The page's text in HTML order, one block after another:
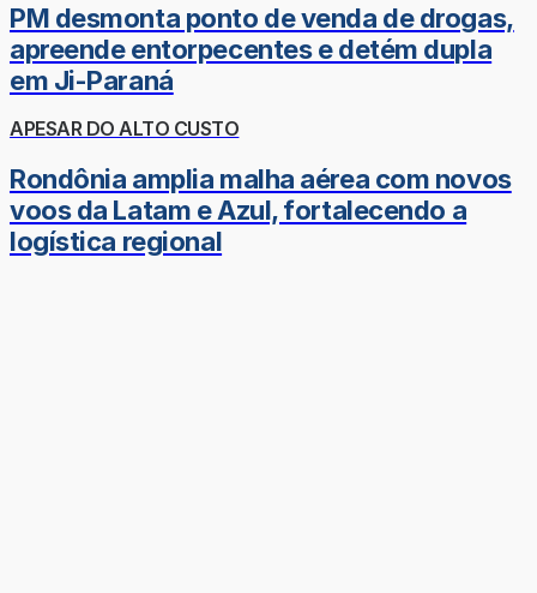
PM desmonta ponto de venda de drogas,
apreende entorpecentes e detém dupla
em Ji-Paraná
APESAR DO ALTO CUSTO
Rondônia amplia malha aérea com novos
voos da Latam e Azul, fortalecendo a
logística regional